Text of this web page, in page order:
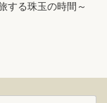
する珠玉の時間～